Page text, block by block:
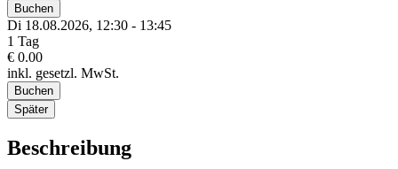
Buchen
Di 18.08.2026, 12:30 - 13:45
1 Tag
€ 0.00
inkl. gesetzl. MwSt.
Buchen
Später
Beschreibung